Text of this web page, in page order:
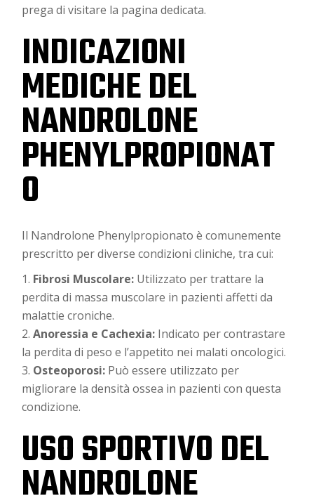
prega di visitare la pagina dedicata.
INDICAZIONI
MEDICHE DEL
NANDROLONE
PHENYLPROPIONAT
O
Il Nandrolone Phenylpropionato è comunemente
prescritto per diverse condizioni cliniche, tra cui:
Fibrosi Muscolare: Utilizzato per trattare la
perdita di massa muscolare in pazienti affetti da
malattie croniche.
Anoressia e Cachexia: Indicato per contrastare
la perdita di peso e l’appetito nei malati oncologici.
Osteoporosi: Può essere utilizzato per
migliorare la densità ossea in pazienti con questa
condizione.
USO SPORTIVO DEL